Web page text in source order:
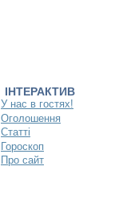
ІНТЕРАКТИВ
У нас в гостях!
Оголошення
Статті
Гороскоп
Про сайт